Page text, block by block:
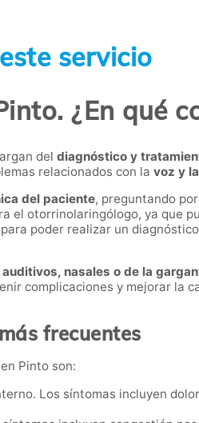
servicio
¿En qué
del diagnóstico y
relacionados con la voz y
del paciente, preguntando
el otorrinolaringólogo, ya que
poder realizar un
nasales o de la
complicaciones y mejorar la
frecuentes
Pinto son:
Los síntomas incluyen